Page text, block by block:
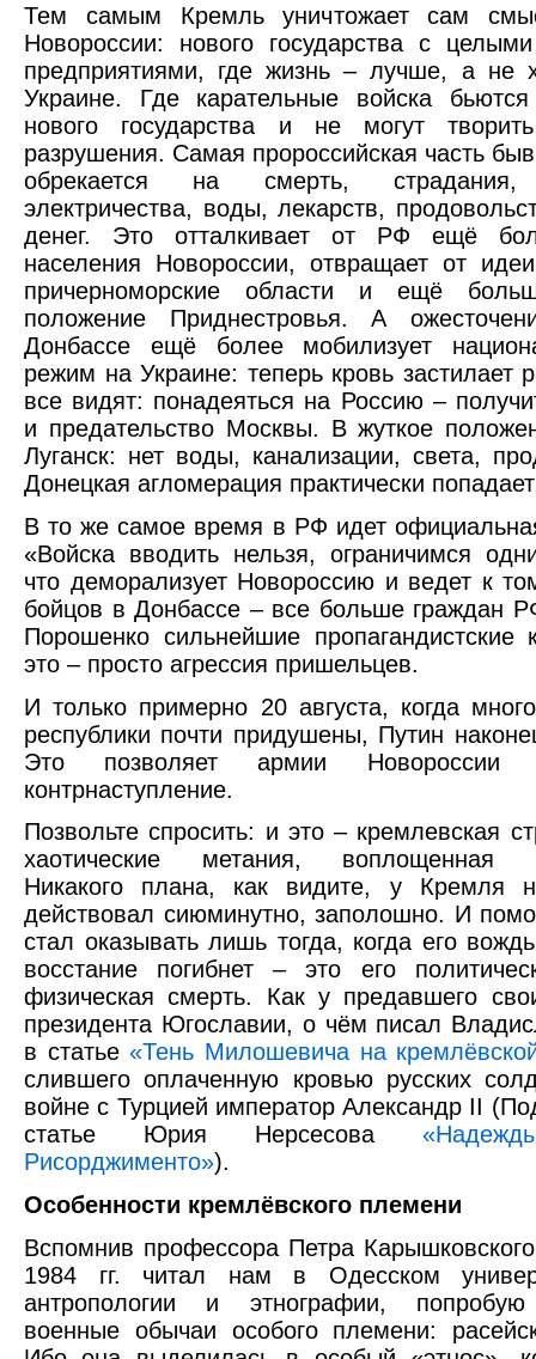
Тем самым Кремль уничтожает сам
Новороссии: нового государства с
предприятиями, где жизнь – лучше, а не
Украине. Где карательные войска
нового государства и не могут
разрушения. Самая пророссийская часть
обрекается на смерть, страдания,
электричества, воды, лекарств,
денег. Это отталкивает от РФ ещё
населения Новороссии, отвращает от
причерноморские области и ещё
положение Приднестровья. А
Донбассе ещё более мобилизует
режим на Украине: теперь кровь застилает
все видят: понадеяться на Россию –
и предательство Москвы. В жуткое
Луганск: нет воды, канализации, света,
Донецкая агломерация практически
В то же самое время в РФ идет
«Войска вводить нельзя, ограничимся
что деморализует Новороссию и ведет к
бойцов в Донбассе – все больше граждан
Порошенко сильнейшие
это – просто агрессия пришельцев.
И только примерно 20 августа, когда
республики почти придушены, Путин
Это позволяет армии Новороссии
контрнаступление.
Позвольте спросить: и это – кремлевская
хаотические метания, воплощенная
Никакого плана, как видите, у Кремля
действовал сиюминутно, заполошно. И
стал оказывать лишь тогда, когда его
восстание погибнет – это его
физическая смерть. Как у предавшего
президента Югославии, о чём писал
в статье «Тень Милошевича на
слившего оплаченную кровью русских
войне с Турцией император Александр II
статье Юрия Нерсесова
Рисорджименто»).
Особенности кремлёвского племени
Вспомнив профессора Петра
1984 гг. читал нам в Одесском
антропологии и этнографии, попробую
военные обычаи особого племени: